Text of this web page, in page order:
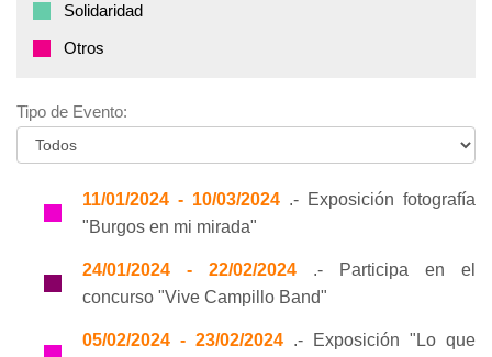
Solidaridad
Otros
Tipo de Evento:
11/01/2024 - 10/03/2024 .- Exposición fotografía
"Burgos en mi mirada"
24/01/2024 - 22/02/2024 .- Participa en el
concurso "Vive Campillo Band"
05/02/2024 - 23/02/2024 .- Exposición "Lo que